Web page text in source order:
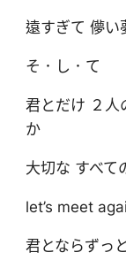
遠すぎて 儚い
そ．し．て
君とだけ ２人
か
大切な すべて
let’s meet
君とならずっ